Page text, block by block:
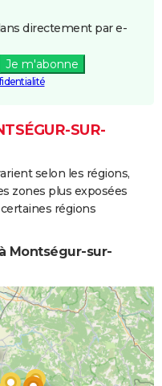
directement par e-
Je m'abonne
SUR-
selon les régions,
zones plus exposées
régions
Montségur-sur-